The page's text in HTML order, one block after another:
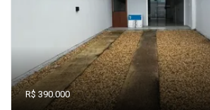
R$ 390.000